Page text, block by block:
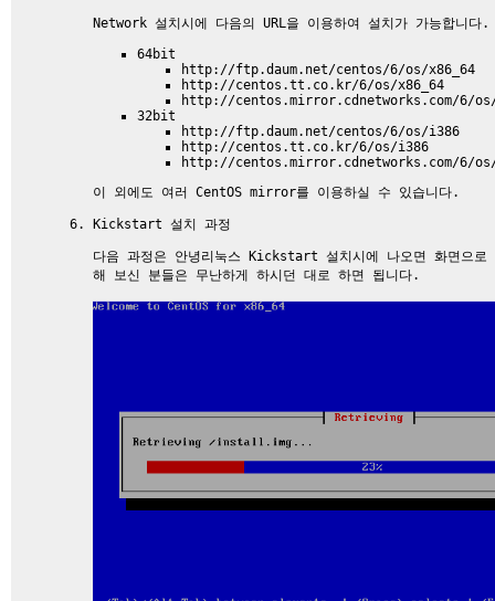
Network 설치시에 다음의 URL을 이용하여 설치가 가능합니다.
64bit
http://ftp.daum.net/centos/6/os/x86_64
http://centos.tt.co.kr/6/os/x86_64
http://centos.mirror.cdnetworks.com/6/os/
32bit
http://ftp.daum.net/centos/6/os/i386
http://centos.tt.co.kr/6/os/i386
http://centos.mirror.cdnetworks.com/6/
이 외에도 여러 CentOS mirror를 이용하실 수 있습니다.
Kickstart 설치 과정
다음 과정은 안녕리눅스 Kickstart 설치시에 나오면 화면으로
해 보신 분들은 무난하게 하시던 대로 하면 됩니다.